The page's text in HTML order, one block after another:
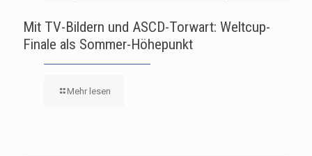
Mit TV-Bildern und ASCD-Torwart: Weltcup-
Finale als Sommer-Höhepunkt
Mehr lesen